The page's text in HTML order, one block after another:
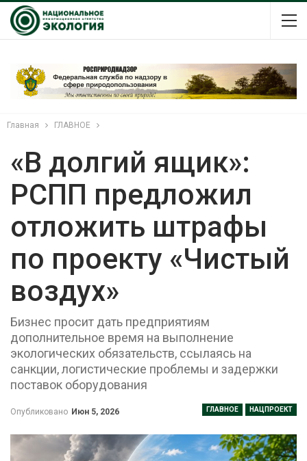
Главная ГЛАВНОЕ
«В долгий ящик»:
РСПП предложил
отложить штрафы
по проекту «Чистый
воздух»
Бизнес просит дать предприятиям
дополнительное время на выполнение
экологических обязательств, ссылаясь на
санкции, логистические проблемы и задержки
поставок оборудования
ГЛАВНОЕ НАЦПРОЕКТ
Опубликовано Июн 5, 2026